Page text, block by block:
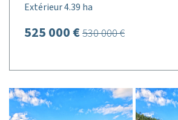
Extérieur 4.39 ha
525 000 €530 000 €